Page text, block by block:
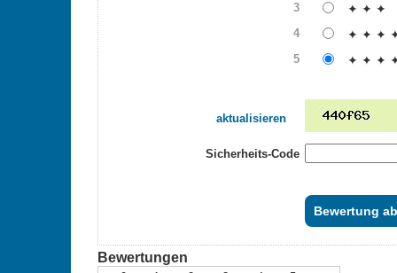
3 ✦ ✦ ✦
4 ✦ ✦ ✦
5 ✦ ✦ ✦
aktualisieren
Sicherheits-Code
Bewertungen